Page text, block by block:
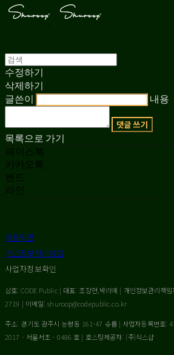
수정하기
삭제하기
글쓴이
내용
댓글 쓰기
목록으로 가기
페이스북
카카오톡
밴드
라인
이용약관
개인정보처리방침
사업자정보확인
상호: CODE Public | 대표: 조장현,박리예 | 개인정보관리책
2719 | 이메일: shuroop@codepublic.co.kr
주소: 경기도 광주시 능평동 161-47 슈룹 | 사업자등록번호:
2017 - 서울서초 - 0486 호 | 호스팅제공자: (주)식스샵